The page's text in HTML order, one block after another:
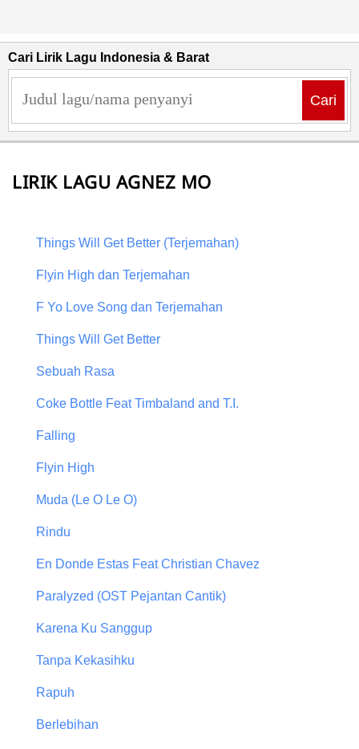
Cari Lirik Lagu Indonesia & Barat
Cari
LIRIK LAGU AGNEZ MO
Things Will Get Better (Terjemahan)
Flyin High dan Terjemahan
F Yo Love Song dan Terjemahan
Things Will Get Better
Sebuah Rasa
Coke Bottle Feat Timbaland and T.I.
Falling
Flyin High
Muda (Le O Le O)
Rindu
En Donde Estas Feat Christian Chavez
Paralyzed (OST Pejantan Cantik)
Karena Ku Sanggup
Tanpa Kekasihku
Rapuh
Berlebihan